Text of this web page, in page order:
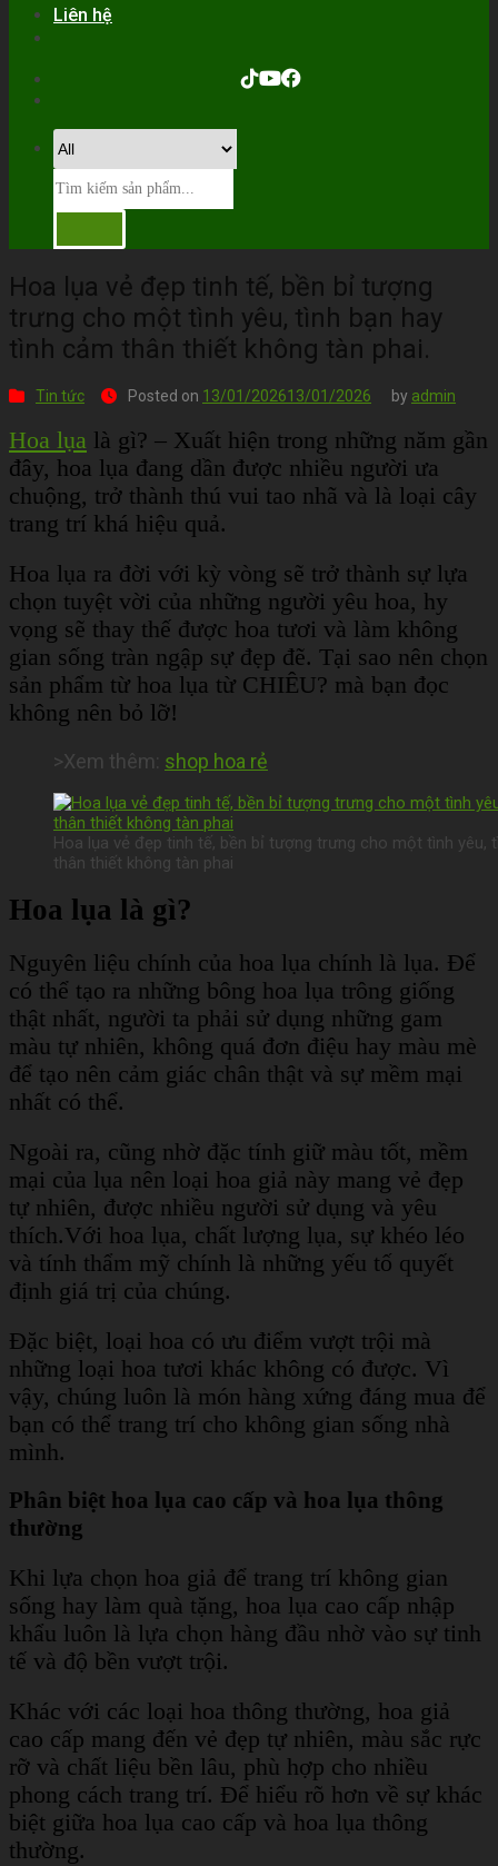
Liên hệ
Hoa lụa vẻ đẹp tinh tế, bền bỉ tượng
trưng cho một tình yêu, tình bạn hay
tình cảm thân thiết không tàn phai.
Tin tức Posted on 13/01/202613/01/2026 by admin
Hoa lụa là gì? – Xuất hiện trong những năm gần
đây, hoa lụa đang dần được nhiều người ưa
chuộng, trở thành thú vui tao nhã và là loại cây
trang trí khá hiệu quả.
Hoa lụa ra đời với kỳ vòng sẽ trở thành sự lựa
chọn tuyệt vời của những người yêu hoa, hy
vọng sẽ thay thế được hoa tươi và làm không
gian sống tràn ngập sự đẹp đẽ. Tại sao nên chọn
sản phẩm từ hoa lụa từ CHIÊU? mà bạn đọc
không nên bỏ lỡ!
>Xem thêm: shop hoa rẻ
Hoa lụa vẻ đẹp tinh tế, bền bỉ tượng trưng cho một tình yêu,
thân thiết không tàn phai
Hoa lụa là gì?
Nguyên liệu chính của hoa lụa chính là lụa. Để
có thể tạo ra những bông hoa lụa trông giống
thật nhất, người ta phải sử dụng những gam
màu tự nhiên, không quá đơn điệu hay màu mè
để tạo nên cảm giác chân thật và sự mềm mại
nhất có thể.
Ngoài ra, cũng nhờ đặc tính giữ màu tốt, mềm
mại của lụa nên loại hoa giả này mang vẻ đẹp
tự nhiên, được nhiều người sử dụng và yêu
thích.Với hoa lụa, chất lượng lụa, sự khéo léo
và tính thẩm mỹ chính là những yếu tố quyết
định giá trị của chúng.
Đặc biệt, loại hoa có ưu điểm vượt trội mà
những loại hoa tươi khác không có được. Vì
vậy, chúng luôn là món hàng xứng đáng mua để
bạn có thể trang trí cho không gian sống nhà
mình.
Phân biệt hoa lụa cao cấp và hoa lụa thông
thường
Khi lựa chọn hoa giả để trang trí không gian
sống hay làm quà tặng, hoa lụa cao cấp nhập
khẩu luôn là lựa chọn hàng đầu nhờ vào sự tinh
tế và độ bền vượt trội.
Khác với các loại hoa thông thường, hoa giả
cao cấp mang đến vẻ đẹp tự nhiên, màu sắc rực
rỡ và chất liệu bền lâu, phù hợp cho nhiều
phong cách trang trí. Để hiểu rõ hơn về sự khác
biệt giữa hoa lụa cao cấp và hoa lụa thông
thường.